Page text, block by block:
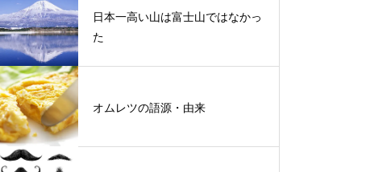
日本一高い山は富士山ではなかっ
た
オムレツの語源・由来